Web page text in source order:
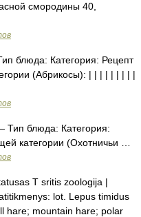
смородины 40,
блюда: Категория: Рецепт
(Абрикосы): | | | | | | | | |
Тип блюда: Категория:
категории (Охотничьи …
T sritis zoologija |
lot. Lepus timidus
hare; mountain hare; polar